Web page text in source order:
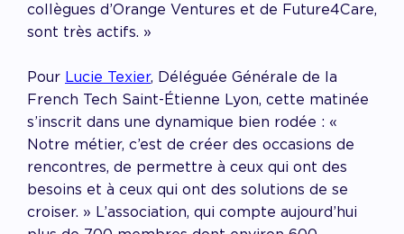
collègues d’Orange Ventures et de Future4Care,
sont très actifs. »
Pour Lucie Texier, Déléguée Générale de la
French Tech Saint-Étienne Lyon, cette matinée
s’inscrit dans une dynamique bien rodée : «
Notre métier, c’est de créer des occasions de
rencontres, de permettre à ceux qui ont des
besoins et à ceux qui ont des solutions de se
croiser. » L’association, qui compte aujourd’hui